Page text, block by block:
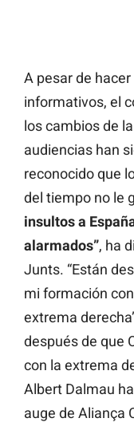
A pesar de
informativos, el
los cambios de
audiencias han
reconocido que
del tiempo no le
insultos a
alarmados”, ha
Junts. “Están
mi formación
extrema
después de que
con la extrema
Albert Dalmau
auge de Aliança